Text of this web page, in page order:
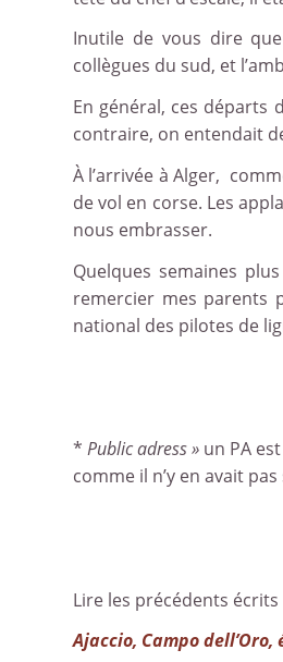
Inutile de vous dire
collègues du sud, et
En général, ces départs
contraire, on entendait
À l’arrivée à Alger,
de vol en corse. Les
nous embrasser.
Quelques semaines
remercier mes parents
national des pilotes de
* Public adress » un PA
comme il n’y en avait
Lire les précédents
Ajaccio, Campo dell’Oro,